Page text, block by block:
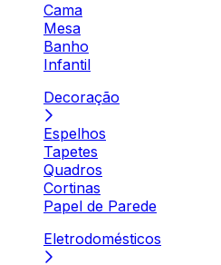
Cama
Mesa
Banho
Infantil
Decoração
Espelhos
Tapetes
Quadros
Cortinas
Papel de Parede
Eletrodomésticos